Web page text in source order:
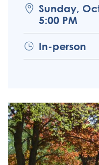
Sunday,
5:00 PM
In-person